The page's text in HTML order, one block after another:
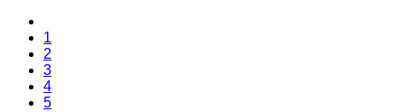
1
2
3
4
5